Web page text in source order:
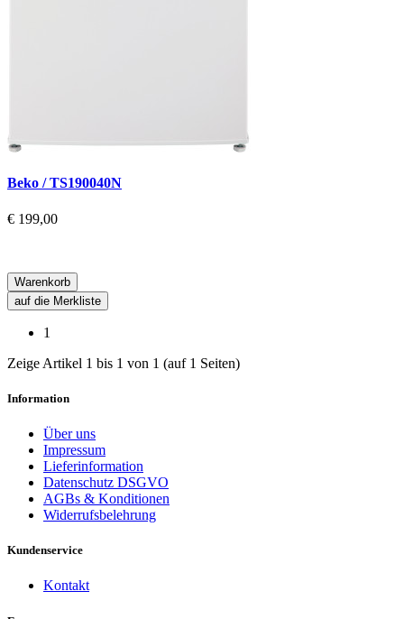
Beko / TS190040N
€ 199,00
Warenkorb
auf die Merkliste
1
Zeige Artikel 1 bis 1 von 1 (auf 1 Seiten)
Information
Über uns
Impressum
Lieferinformation
Datenschutz DSGVO
AGBs & Konditionen
Widerrufsbelehrung
Kundenservice
Kontakt